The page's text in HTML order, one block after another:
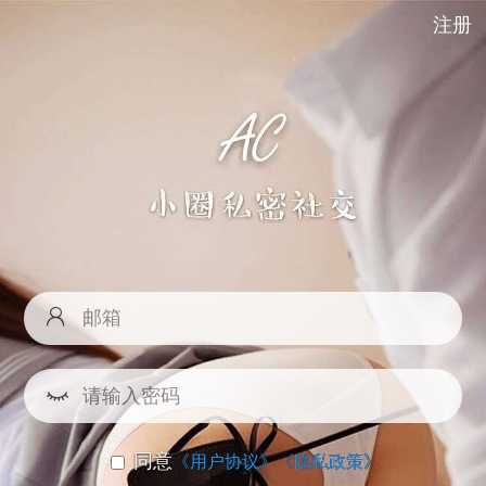
注册
同意《用户协议》《隐私政策》